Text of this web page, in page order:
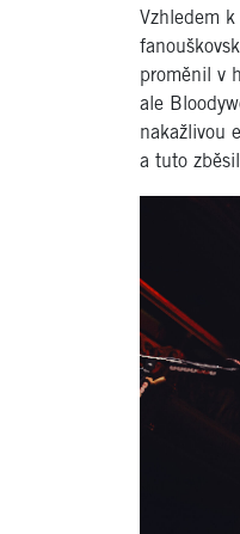
Vzhledem
proměnil v
ale
nakažlivou
a tuto